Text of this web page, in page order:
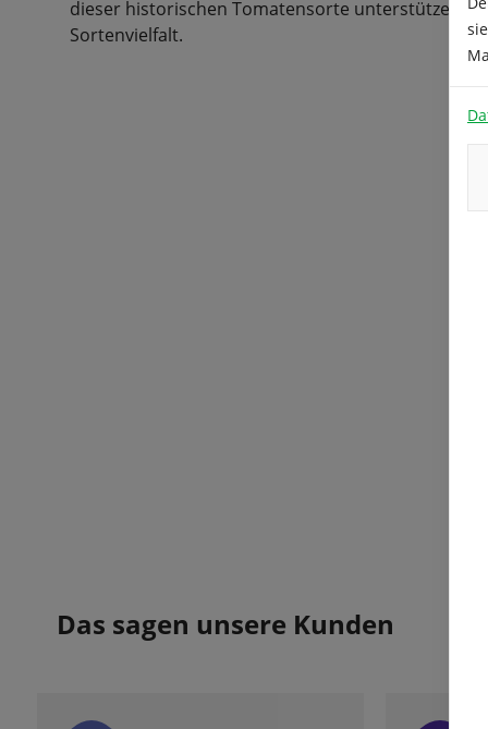
dieser historischen Tomatensorte unterstützen
Sortenvielfalt.
Das sagen unsere Kunden